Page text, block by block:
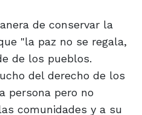
de conservar la
"la paz no se regala,
de los pueblos.
del derecho de los
persona pero no
comunidades y a su